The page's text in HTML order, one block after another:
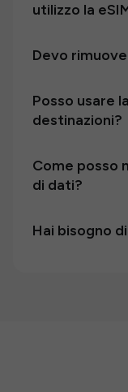
utilizzo la
Devo
Posso usare
destinazioni?
Come posso
di dati?
Hai bisogno